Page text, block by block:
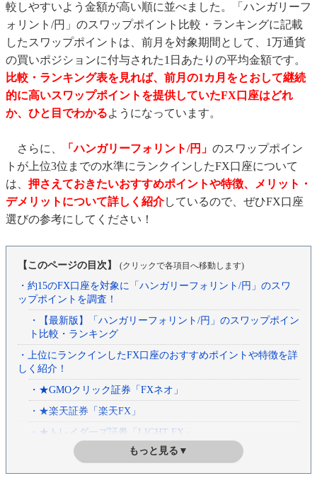
較しやすいよう金額が高い順に並べました。「ハンガリーフ
ォリント/円」のスワップポイント比較・ランキングに記載
したスワップポイントは、前月を対象期間として、1万通貨
の買いポジションに付与された1日あたりの平均金額です。
比較・ランキング表を見れば、前月の1カ月をとおして継続
的に高いスワップポイントを提供していたFX口座はどれ
か、ひと目でわかるようになっています。
さらに、 「ハンガリーフォリント/円」 のスワップポイン
トが上位3位までの水準にランクインしたFX口座について
は、 押さえておきたいおすすめポイントや特徴、メリット・
デメリットについて詳しく紹介しているので、ぜひFX口座
選びの参考にしてください！
【このページの目次】 (クリックで各項目へ移動します)
・約15のFX口座を対象に「ハンガリーフォリント/円」のスワ
ップポイントを調査！
・【最新版】「ハンガリーフォリント/円」のスワップポイン
ト比較・ランキング
・上位にランクインしたFX口座のおすすめポイントや特徴を詳
しく紹介！
・★GMOクリック証券「FXネオ」
・★楽天証券「楽天FX」
・★トレイダーズ証券「LIGHT FX」
・「ハンガリーフォリント」の基礎知識と最新情報をロンドン
もっと見る▼